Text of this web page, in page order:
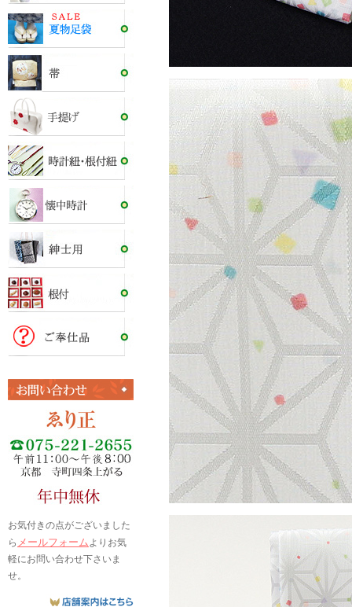
お気付きの点がございました
ら メールフォームよりお気
軽にお問い合わせ下さいま
せ。